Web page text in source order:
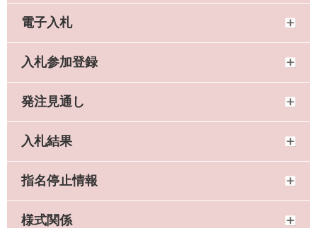
電子入札
入札参加登録
発注見通し
入札結果
指名停止情報
様式関係